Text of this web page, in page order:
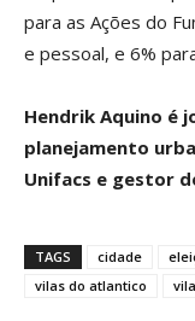
para as Ações do
e pessoal, e 6%
Hendrik Aquino é
planejamento
Unifacs e gestor
TAGS cidade
vilas do atlantico